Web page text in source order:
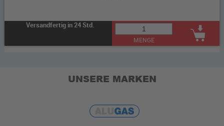
Versandfertig in 24 Std.
MENGE
UNSERE MARKEN